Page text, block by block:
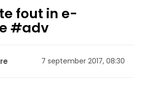
fout in e-
#adv
7 september 2017, 08:30